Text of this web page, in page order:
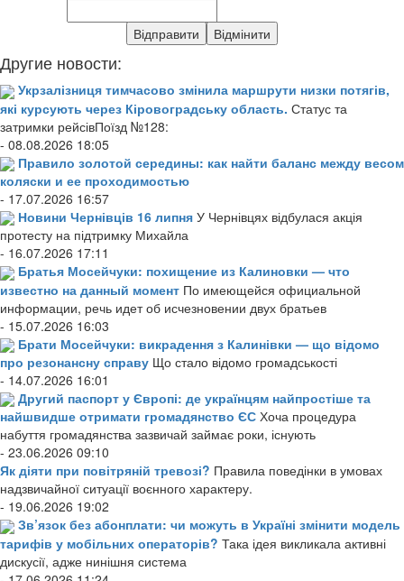
Другие новости:
Укрзалізниця тимчасово змінила маршрути низки потягів,
які курсують через Кіровоградську область. Статус та
затримки рейсівПоїзд №128:
- 08.08.2026 18:05
Правило золотой середины: как найти баланс между весом
коляски и ее проходимостью
- 17.07.2026 16:57
Новини Чернівців 16 липня У Чернівцях відбулася акція
протесту на підтримку Михайла
- 16.07.2026 17:11
Братья Мосейчуки: похищение из Калиновки — что
известно на данный момент По имеющейся официальной
информации, речь идет об исчезновении двух братьев
- 15.07.2026 16:03
Брати Мосейчуки: викрадення з Калинівки — що відомо
про резонансну справу Що стало відомо громадськості
- 14.07.2026 16:01
Другий паспорт у Європі: де українцям найпростіше та
найшвидше отримати громадянство ЄС Хоча процедура
набуття громадянства зазвичай займає роки, існують
- 23.06.2026 09:10
Як діяти при повітряній тревозі? Правила поведінки в умовах
надзвичайної ситуації воєнного характеру.
- 19.06.2026 19:02
Зв’язок без абонплати: чи можуть в Україні змінити модель
тарифів у мобільних операторів? Така ідея викликала активні
дискусії, адже нинішня система